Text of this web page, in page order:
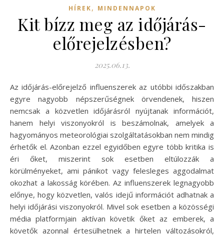
HÍREK, MINDENNAPOK
Kit bízz meg az időjárás-
előrejelzésben?
2025.06.13.
Az időjárás-előrejelző influenszerek az utóbbi időszakban
egyre nagyobb népszerűségnek örvendenek, hiszen
nemcsak a közvetlen időjárásról nyújtanak információt,
hanem helyi viszonyokról is beszámolnak, amelyek a
hagyományos meteorológiai szolgáltatásokban nem mindig
érhetők el. Azonban ezzel egyidőben egyre több kritika is
éri őket, miszerint sok esetben eltúlozzák a
körülményeket, ami pánikot vagy felesleges aggodalmat
okozhat a lakosság körében. Az influenszerek legnagyobb
előnye, hogy közvetlen, valós idejű információt adhatnak a
helyi időjárási viszonyokról. Mivel sok esetben a közösségi
média platformjain aktívan követik őket az emberek, a
követők azonnal értesülhetnek a hirtelen változásokról,